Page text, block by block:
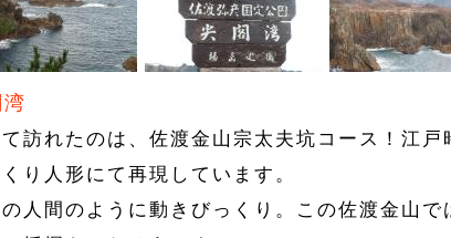
訪れたのは、佐渡金山宗太夫坑コース！江
り人形にて再現しています。
人間のように動きびっくり。この佐渡金山